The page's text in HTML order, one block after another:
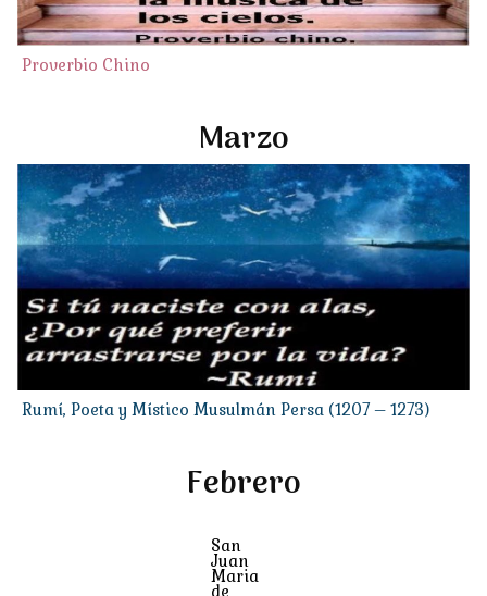
Proverbio Chino
Marzo
Rumí, Poeta y Místico Musulmán Persa (1207 – 1273)
Febrero
San
Juan
Maria
de